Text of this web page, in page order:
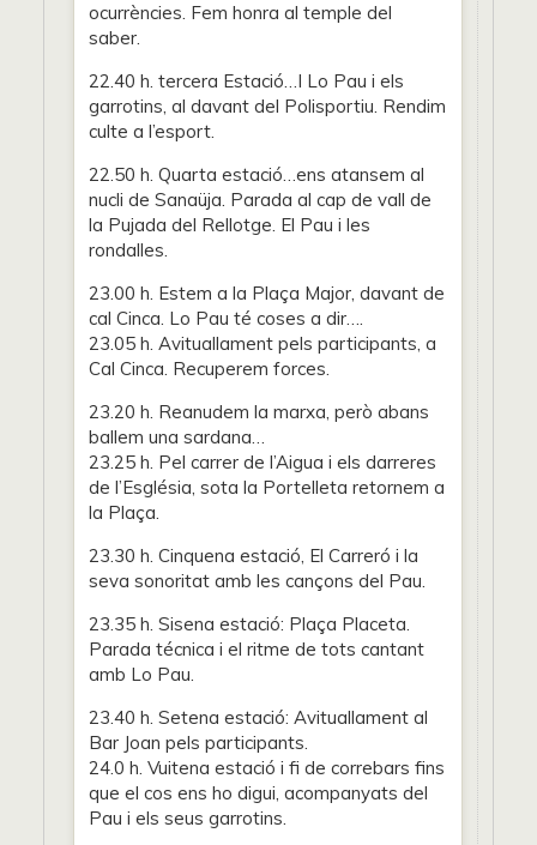
ocurrències. Fem honra al temple del
saber.
22.40 h. tercera Estació…I Lo Pau i els
garrotins, al davant del Polisportiu. Rendim
culte a l’esport.
22.50 h. Quarta estació…ens atansem al
nucli de Sanaüja. Parada al cap de vall de
la Pujada del Rellotge. El Pau i les
rondalles.
23.00 h. Estem a la Plaça Major, davant de
cal Cinca. Lo Pau té coses a dir….
23.05 h. Avituallament pels participants, a
Cal Cinca. Recuperem forces.
23.20 h. Reanudem la marxa, però abans
ballem una sardana…
23.25 h. Pel carrer de l’Aigua i els darreres
de l’Església, sota la Portelleta retornem a
la Plaça.
23.30 h. Cinquena estació, El Carreró i la
seva sonoritat amb les cançons del Pau.
23.35 h. Sisena estació: Plaça Placeta.
Parada técnica i el ritme de tots cantant
amb Lo Pau.
23.40 h. Setena estació: Avituallament al
Bar Joan pels participants.
24.0 h. Vuitena estació i fi de correbars fins
que el cos ens ho digui, acompanyats del
Pau i els seus garrotins.